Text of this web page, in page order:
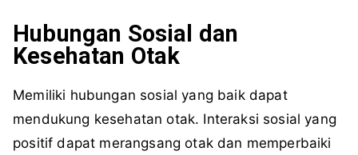
Hubungan Sosial dan
Kesehatan Otak
Memiliki hubungan sosial yang baik dapat
mendukung kesehatan otak. Interaksi sosial yang
positif dapat merangsang otak dan memperbaiki